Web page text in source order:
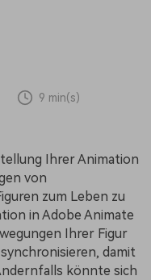
9 min(s)
Ihrer Animation
von
zum Leben zu
in Adobe Animate
Ihrer Figur
damit
könnte sich